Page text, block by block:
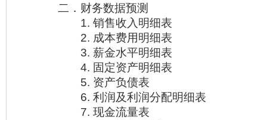
二．财务数据预测
1. 销售收入明细表
2. 成本费用明细表
3. 薪金水平明细表
4. 固定资产明细表
5. 资产负债表
6. 利润及利润分配明细表
7. 现金流量表